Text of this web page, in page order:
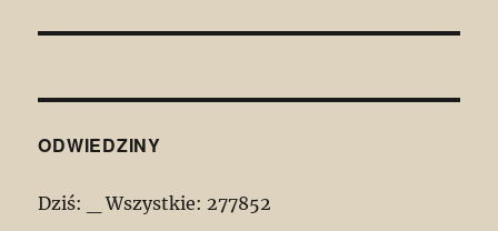
ODWIEDZINY
Dziś: Wszystkie: 277852